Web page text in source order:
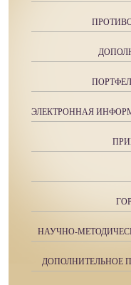
ЭЛЕКТРОННАЯ
НАУЧНО-
ДОПОЛНИТЕЛЬНОЕ